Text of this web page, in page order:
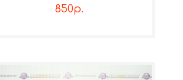
850р.